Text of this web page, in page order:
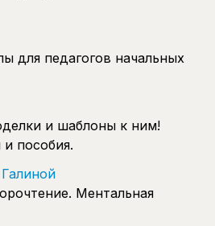
для педагогов начальных
и шаблоны к ним!
пособия.
Ментальная